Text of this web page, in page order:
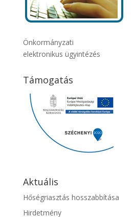
Önkormányzati
elektronikus ügyintézés
Támogatás
Aktuális
Hőségriasztás hosszabbítása
Hirdetmény